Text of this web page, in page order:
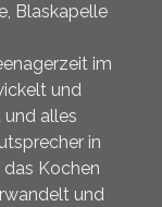
Blaskapelle
im
und
und alles
in
Kochen
und